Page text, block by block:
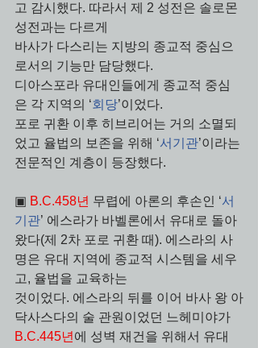
고 감시했다. 따라서 제 2 성전은 솔로몬
성전과는 다르게
바사가 다스리는 지방의 종교적 중심으
로서의 기능만 담당했다.
디아스포라 유대인들에게 종교적 중심
은 각 지역의 ‘회당’이었다.
포로 귀환 이후 히브리어는 거의 소멸되
었고 율법의 보존을 위해 ‘서기관’이라는
전문적인 계층이 등장했다.
▣ B.C.458년 무렵에 아론의 후손인 ‘서
기관’ 에스라가 바벨론에서 유대로 돌아
왔다(제 2차 포로 귀환 때). 에스라의 사
명은 유대 지역에 종교적 시스템을 세우
고, 율법을 교육하는
것이었다. 에스라의 뒤를 이어 바사 왕 아
닥사스다의 술 관원이었던 느헤미야가
B.C.445년 에 성벽 재건을 위해서 유대